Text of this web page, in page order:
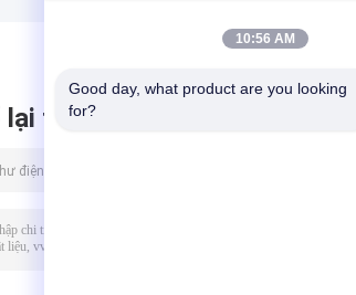
tin nhắn
10:56 AM
Good day, what product are you looking
for?